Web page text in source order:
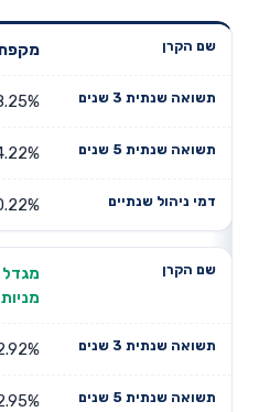
שנים
מגדל
מניות